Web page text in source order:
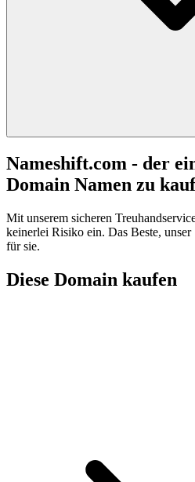
Nameshift.com - der
Domain Namen zu
Mit unserem sicheren
keinerlei Risiko ein. Das Beste,
für sie.
Diese Domain kaufen